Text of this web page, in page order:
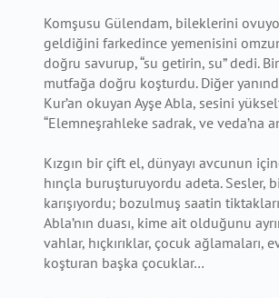
Komşusu Gülendam, bileklerini
geldiğini farkedince yemenisini
doğru savurup, “su getirin, su” dedi.
mutfağa doğru koşturdu. Diğer
Kur’an okuyan Ayşe Abla, sesini
“Elemneşrahleke sadrak, ve veda’na
Kızgın bir çift el, dünyayı avcunun
hınçla buruşturuyordu adeta. Sesler,
karışıyordu; bozulmuş saatin
Abla’nın duası, kime ait olduğunu
vahlar, hıçkırıklar, çocuk ağlamaları,
koşturan başka çocuklar…